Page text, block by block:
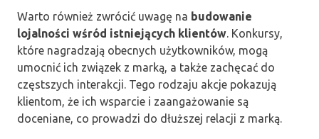
Warto również zwrócić uwagę na budowanie
lojalności wśród istniejących klientów. Konkursy,
które nagradzają obecnych użytkowników, mogą
umocnić ich związek z marką, a także zachęcać do
częstszych interakcji. Tego rodzaju akcje pokazują
klientom, że ich wsparcie i zaangażowanie są
doceniane, co prowadzi do dłuższej relacji z marką.